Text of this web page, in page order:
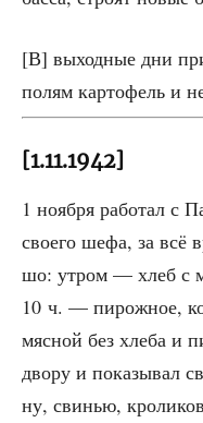
[В] выход­ные дни
полям кар­то­фель и
[1.11.1942]
1 нояб­ря рабо­тал с
сво­е­го шефа, за всё
шо: утром — хлеб с
10 ч. — пирож­ное,
мяс­ной без хле­ба и
дво­ру и пока­зы­вал
ну, сви­нью,